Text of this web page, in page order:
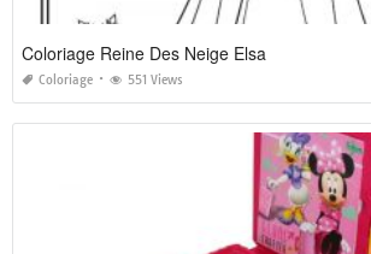
Coloriage Reine Des Neige Elsa
Coloriage 551 Views